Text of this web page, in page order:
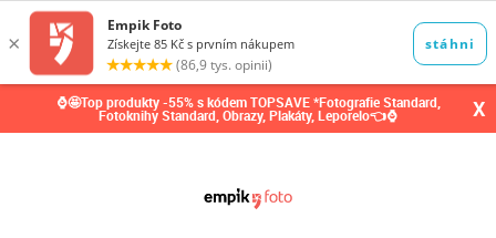
⌚🤩Top produkty -55% s kódem TOPSAVE *Fotografie Standard,
Fotoknihy Standard, Obrazy, Plakáty, Leporelo👈⌚ X